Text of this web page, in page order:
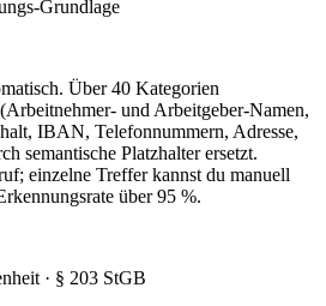
Grundlage
Über 40 Kategorien
und Arbeitgeber-Namen,
IBAN, Telefonnummern, Adresse,
semantische Platzhalter ersetzt.
einzelne Treffer kannst du manuell
über 95 %.
· § 203 StGB